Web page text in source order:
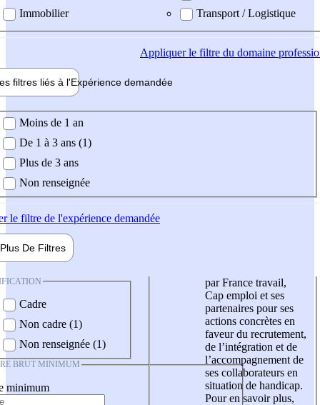
Immobilier
Transport / Logistique
Appliquerle filtre du domaine
filtres liés à l'Expérience demandée
demandée
Moins de 1 an
De 1 à 3 ans (1)
Plus de 3 ans
Non renseignée
le filtre de l'expérience demandée
Plus De Filtres
Cadre
Non cadre (1)
Non renseignée (1)
BRUT MINIMUM
minimum
par France travail,
Cap emploi et ses
partenaires pour ses
actions concrètes en
faveur du recrutement,
de l’intégration et de
l’accompagnement de
ses collaborateurs en
situation de handicap.
Pour en savoir plus,